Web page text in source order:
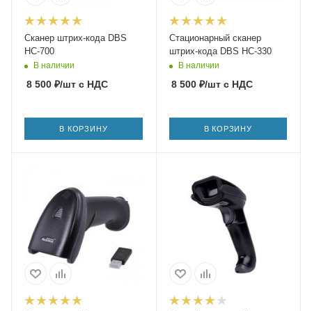
Сканер штрих-кода DBS
HC-700
В наличии
8 500 ₽/шт с НДС
В КОРЗИНУ
Стационарный сканер
штрих-кода DBS HC-330
В наличии
8 500₽/штс НДС
В КОРЗИНУ